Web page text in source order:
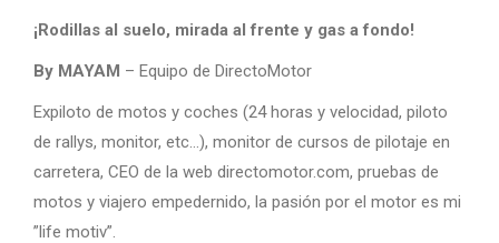
¡Rodillas al suelo, mirada al frente y gas a fondo!
By MAYAM – Equipo de DirectoMotor
Expiloto de motos y coches (24 horas y velocidad, piloto
de rallys, monitor, etc…), monitor de cursos de pilotaje en
carretera, CEO de la web directomotor.com, pruebas de
motos y viajero empedernido, la pasión por el motor es mi
”life motiv”.